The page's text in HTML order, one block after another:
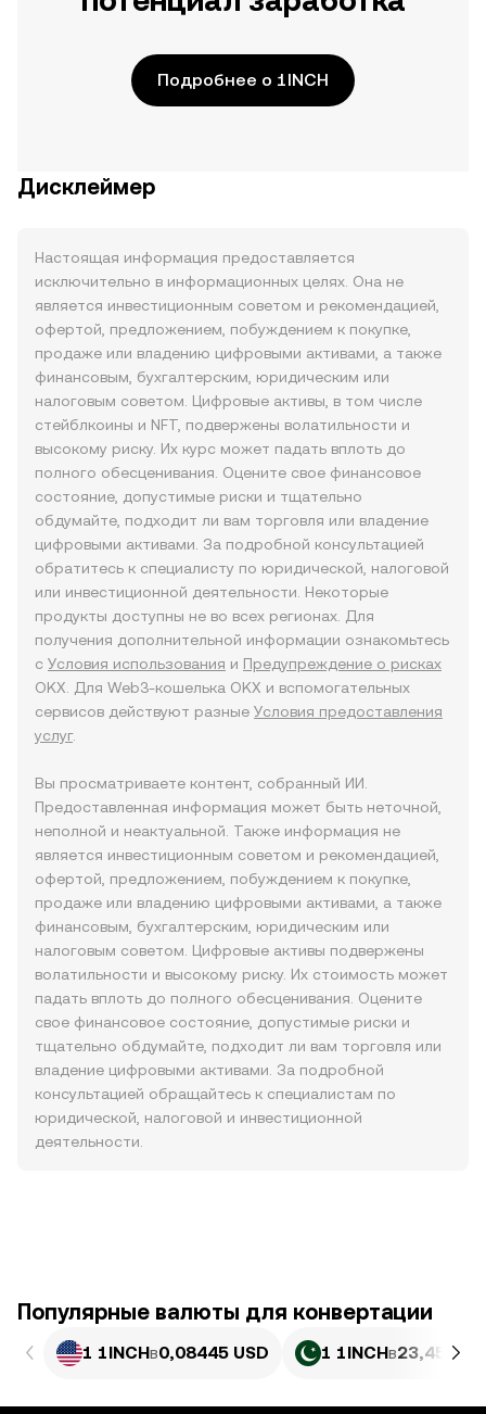
Подробнее о 1INCH
Дисклеймер
Настоящая информация предоставляется
исключительно в информационных целях. Она не
является инвестиционным советом и рекомендацией,
офертой, предложением, побуждением к покупке,
продаже или владению цифровыми активами, а также
финансовым, бухгалтерским, юридическим или
налоговым советом. Цифровые активы, в том числе
стейблкоины и NFT, подвержены волатильности и
высокому риску. Их курс может падать вплоть до
полного обесценивания. Оцените свое финансовое
состояние, допустимые риски и тщательно
обдумайте, подходит ли вам торговля или владение
цифровыми активами. За подробной консультацией
обратитесь к специалисту по юридической, налоговой
или инвестиционной деятельности. Некоторые
продукты доступны не во всех регионах. Для
получения дополнительной информации ознакомьтесь
с Условия использования и Предупреждение о рисках
OKX. Для Web3-кошелька OKX и вспомогательных
сервисов действуют разные Условия предоставления
услуг.
Вы просматриваете контент, собранный ИИ.
Предоставленная информация может быть неточной,
неполной и неактуальной. Также информация не
является инвестиционным советом и рекомендацией,
офертой, предложением, побуждением к покупке,
продаже или владению цифровыми активами, а также
финансовым, бухгалтерским, юридическим или
налоговым советом. Цифровые активы подвержены
волатильности и высокому риску. Их стоимость может
падать вплоть до полного обесценивания. Оцените
свое финансовое состояние, допустимые риски и
тщательно обдумайте, подходит ли вам торговля или
владение цифровыми активами. За подробной
консультацией обращайтесь к специалистам по
юридической, налоговой и инвестиционной
деятельности.
Популярные валюты для конвертации
1 1INCHв0,08445 USD 1 1INCHв23,45 PKR